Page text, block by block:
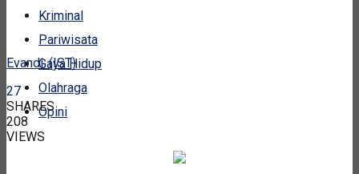
Kriminal
Pariwisata
Gaya Hidup
Olahraga
Opini
Evandi. (IST)
27
SHARES
208
VIEWS